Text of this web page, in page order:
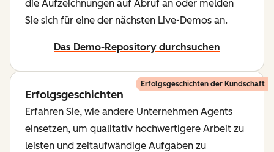
die Aufzeichnungen auf Abruf an oder melden
Sie sich für eine der nächsten Live-Demos an.
Das Demo-Repository durchsuchen
Erfolgsgeschichten der Kundschaft
Erfolgsgeschichten
Erfahren Sie, wie andere Unternehmen Agents
einsetzen, um qualitativ hochwertigere Arbeit zu
leisten und zeitaufwändige Aufgaben zu